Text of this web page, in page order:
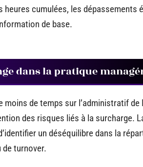
heures cumulées, les dépassements
de base.
dans la pratique
moins de temps sur l’administratif
des risques liés à la surcharge.
un déséquilibre dans la
de turnover.